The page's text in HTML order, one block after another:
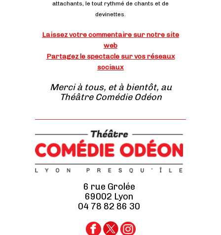
attachants, le tout rythmé de chants et de
devinettes.
Laissezvotre commentaire sur notre site
web
Partagez le spectacle sur vos réseaux
sociaux
Merci à tous, et à bientôt, au
Théâtre Comédie Odéon
6 rue Grolée
69002 Lyon
04 78 82 86 30